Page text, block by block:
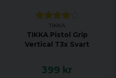
TIKKA
TIKKA Pistol Grip
Vertical T3x Svart
399 kr